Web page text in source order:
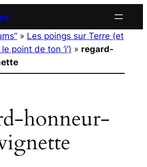
» Les poings sur Terre (et
point de ton ‘i’) » regard-
honneur-